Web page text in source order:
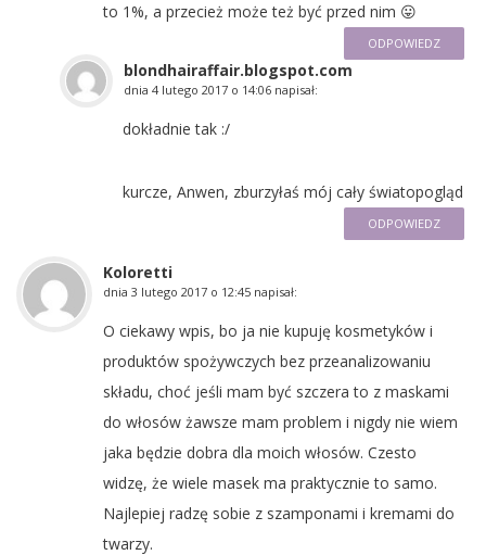
to 1%, a przecież może też być przed nim 😛
ODPOWIEDZ
blondhairaffair.blogspot.com
dnia 4 lutego 2017 o 14:06 napisał:
dokładnie tak :/
kurcze, Anwen, zburzyłaś mój cały światopogląd
ODPOWIEDZ
Koloretti
dnia 3 lutego 2017 o 12:45 napisał:
O ciekawy wpis, bo ja nie kupuję kosmetyków i
produktów spożywczych bez przeanalizowaniu
składu, choć jeśli mam być szczera to z maskami
do włosów żawsze mam problem i nigdy nie wiem
jaka będzie dobra dla moich włosów. Czesto
widzę, że wiele masek ma praktycznie to samo.
Najlepiej radzę sobie z szamponami i kremami do
twarzy.